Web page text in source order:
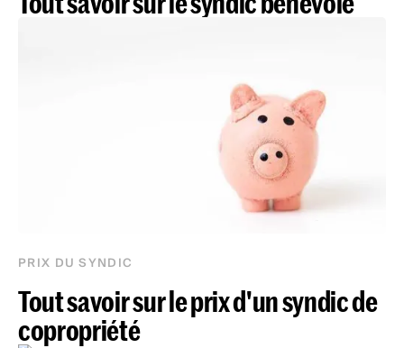
PRIX DU SYNDIC
Tout savoir sur le prix d'un syndic de
copropriété